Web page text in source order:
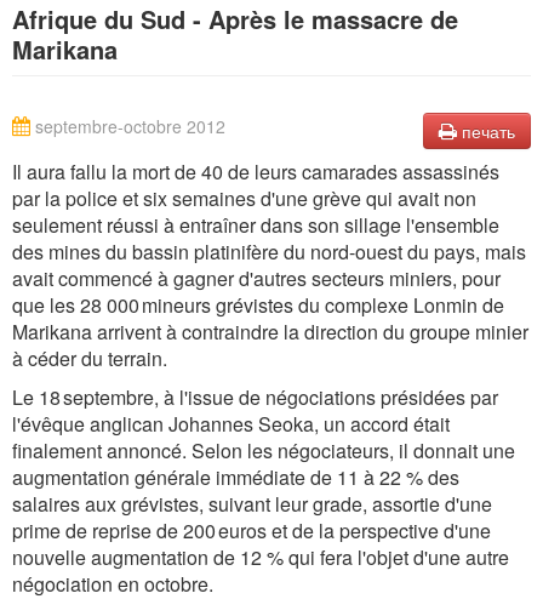
ПОИСК
Afrique du Sud - Après le massacre de
Marikana
печать
septembre-octobre 2012
Il aura fallu la mort de 40 de leurs camarades assassinés
par la police et six semaines d'une grève qui avait non
seulement réussi à entraîner dans son sillage l'ensemble
des mines du bassin platinifère du nord-ouest du pays, mais
avait commencé à gagner d'autres secteurs miniers, pour
que les 28 000 mineurs grévistes du complexe Lonmin de
Marikana arrivent à contraindre la direction du groupe minier
à céder du terrain.
Le 18 septembre, à l'issue de négociations présidées par
l'évêque anglican Johannes Seoka, un accord était
finalement annoncé. Selon les négociateurs, il donnait une
augmentation générale immédiate de 11 à 22 % des
salaires aux grévistes, suivant leur grade, assortie d'une
prime de reprise de 200 euros et de la perspective d'une
nouvelle augmentation de 12 % qui fera l'objet d'une autre
négociation en octobre.